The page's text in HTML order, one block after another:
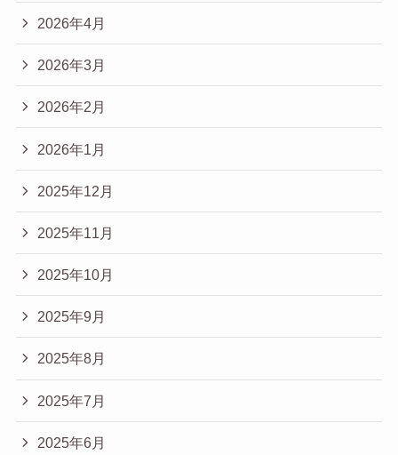
2026年4月
2026年3月
2026年2月
2026年1月
2025年12月
2025年11月
2025年10月
2025年9月
2025年8月
2025年7月
2025年6月